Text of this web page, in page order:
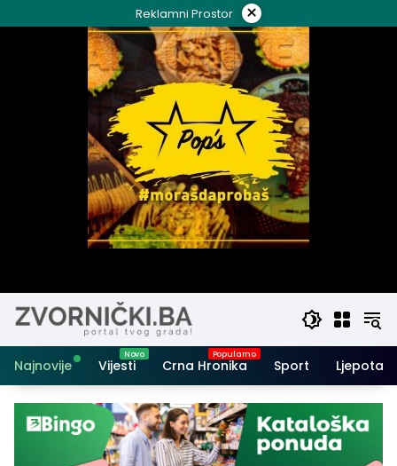
to
Reklamni Prostor ×
Najnovije Vijesti Crna Hronika Sport Ljepota i